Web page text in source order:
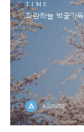
TIME
파란하늘 벚꽃가득
allowto